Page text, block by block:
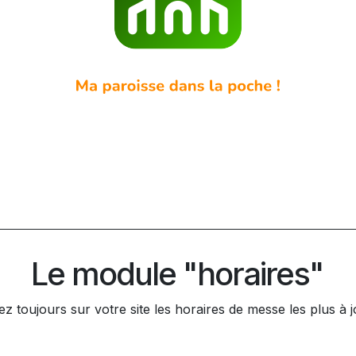
Le module "horaires"
toujours sur votre site les horaires de messe les plus à